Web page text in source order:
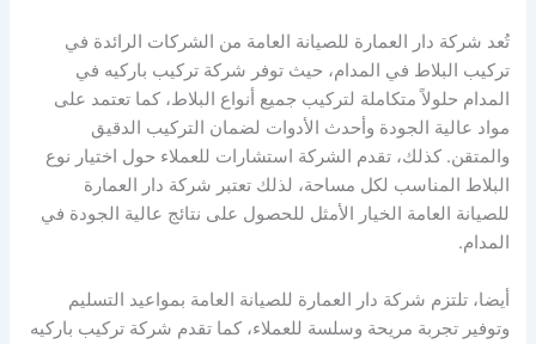
تُعد شركة دار العمارة للصيانة العامة من الشركات الرائدة في
تركيب البلاط في المدام، حيث توفر شركة تركيب باركيه في
المدام حلولاً متكاملة لتركيب جميع أنواع البلاط، كما تعتمد على
مواد عالية الجودة وأحدث الأدوات لضمان التركيب الدقيق
والمتقن. كذلك، تقدم الشركة استشارات للعملاء حول اختيار نوع
البلاط المناسب لكل مساحة، لذلك تعتبر شركة دار العمارة
للصيانة العامة الخيار الأمثل للحصول على نتائج عالية الجودة في
المدام.
أيضا، تلتزم شركة دار العمارة للصيانة العامة بمواعيد التسليم
وتوفير تجربة مريحة وسلسة للعملاء، كما تقدم شركة تركيب باركيه